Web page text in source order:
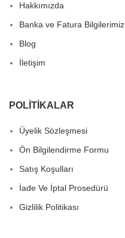
Hakkımızda
Banka ve Fatura Bilgilerimiz
Blog
İletişim
POLITIKALAR
Üyelik Sözleşmesi
Ön Bilgilendirme Formu
Satış Koşulları
İade Ve İptal Prosedürü
Gizlilik Politikası